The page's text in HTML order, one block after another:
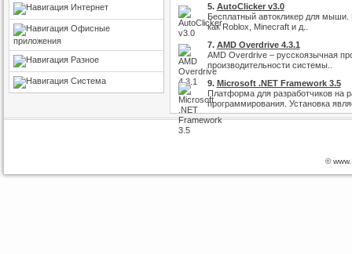
Интернет
Офисные
приложения
Разное
Система
5. AutoClicker v3.0
Бесплатный автокликер для мыши.
как Roblox, Minecraft и д..
7. AMD Overdrive 4.3.1
AMD Overdrive – русскоязычная
производительности системы..
9. Microsoft .NET Framework 3.5
Платформа для разработчиков на
программирования. Установка
©